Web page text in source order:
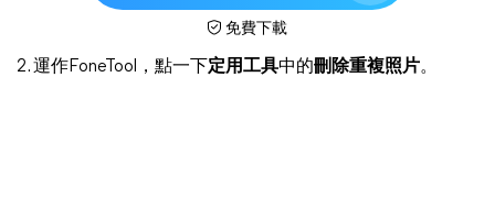
免費下載
2. 運作FoneTool，點一下定用工具中的刪除重複照片。